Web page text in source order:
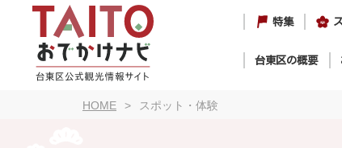
特集
台東区の概要
HOME スポット・体験